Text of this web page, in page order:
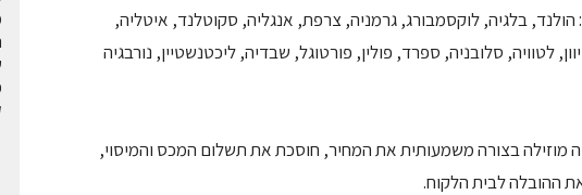
מופצים ל-22 ארצות: הולנד, בלגיה, לוקסמבורג, גרמניה, צרפת, אנגליה, סקוטלנד, איטליה,
לטוויה, סלובניה, ספרד, פולין, פורטוגל, שבדיה, ליכטנשטיין, נורבגיה
מוזילה בצורה משמעותית את המחיר, חוסכת את תשלום המכס והמיסוי,
ההובלה לבית הלקוח.